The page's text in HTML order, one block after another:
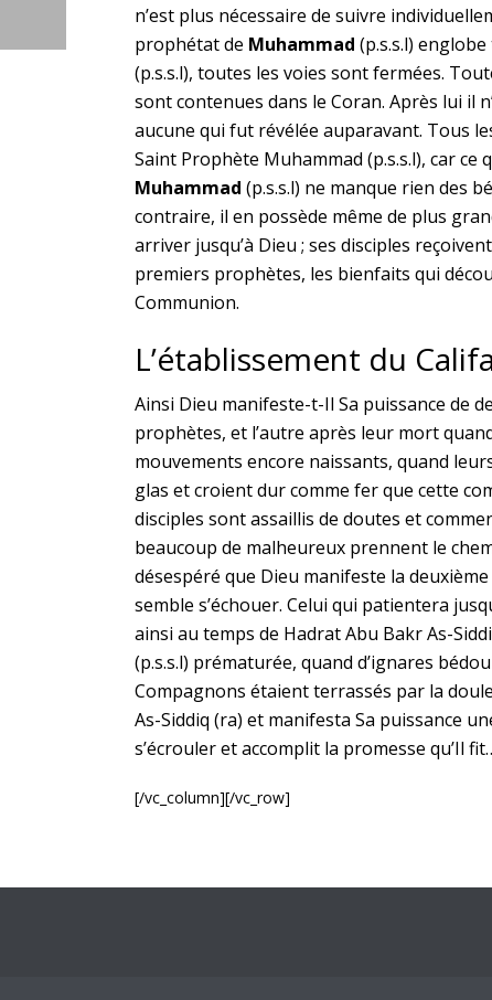
n’est plus nécessaire de suivre
prophétat de Muhammad (p.s.s.l)
(p.s.s.l), toutes les voies sont fermées.
sont contenues dans le Coran. Après lui il
aucune qui fut révélée auparavant. Tous
Saint Prophète Muhammad (p.s.s.l), car
Muhammad (p.s.s.l) ne manque rien des
contraire, il en possède même de plus
arriver jusqu’à Dieu ; ses disciples
premiers prophètes, les bienfaits qui
Communion.
L’établissement du
Ainsi Dieu manifeste-t-Il Sa puissance de
prophètes, et l’autre après leur mort
mouvements encore naissants, quand
glas et croient dur comme fer que cette
disciples sont assaillis de doutes et
beaucoup de malheureux prennent le
désespéré que Dieu manifeste la
semble s’échouer. Celui qui patientera
ainsi au temps de Hadrat Abu Bakr As-
(p.s.s.l) prématurée, quand d’ignares
Compagnons étaient terrassés par la
As-Siddiq (ra) et manifesta Sa puissance
s’écrouler et accomplit la promesse qu’Il
[/vc_column][/vc_row]